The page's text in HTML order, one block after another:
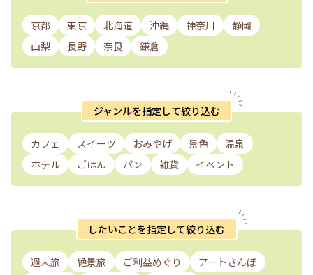
京都 東京 北海道 沖縄 神奈川
静岡
山梨
長野 奈良 鎌倉
ジャンルを指定して絞り込む
カフェ スイーツ おみやげ 景色
温泉
ホテル
ごはん パン 雑貨 イベント
したいことを指定して絞り込む
週末旅 絶景旅 ご利益めぐり
アートさんぽ